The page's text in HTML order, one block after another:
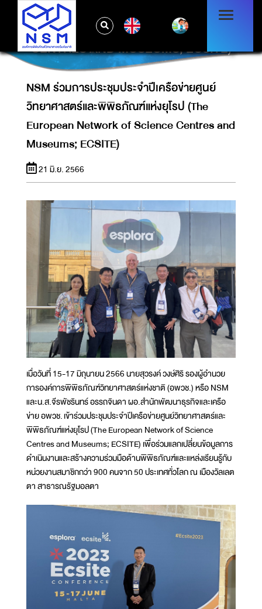
NSM ร่วมการประชุมประจำปีเครือข่ายศูนย์
วิทยาศาสตร์และพิพิธภัณฑ์แห่งยุโรป (THE
EUROPEAN NETWORK OF SCIENCE
CENTRES AND MUSEUMS; ECSITE)
NSM ร่วมการประชุมประจำปีเครือข่ายศูนย์
วิทยาศาสตร์และพิพิธภัณฑ์แห่งยุโรป (The
European Network of Science Centres and
Museums; ECSITE)
21 มิ.ย. 2566
เมื่อวันที่ 15-17 มิถุนายน 2566 นายสุวรงค์ วงษ์ศิริ รองผู้อำนวย
การองค์การพิพิธภัณฑ์วิทยาศาสตร์แห่งชาติ (อพวช.) หรือ NSM
และน.ส.จีรพัชรินทร์ อรรถจินดา ผอ.สำนักพัฒนาธุรกิจและเครือ
ข่าย อพวช. เข้าร่วมประชุมประจำปีเครือข่ายศูนย์วิทยาศาสตร์และ
พิพิธภัณฑ์แห่งยุโรป (The European Network of Science
Centres and Museums; ECSITE) เพื่อร่วมแลกเปลี่ยนข้อมูลการ
ดำเนินงานและสร้างความร่วมมือด้านพิพิธภัณฑ์และแหล่งเรียนรู้กับ
หน่วยงานสมาชิกกว่า 900 คนจาก 50 ประเทศทั่วโลก ณ เมืองวัลเลต
ตา สาธารณรัฐมอลตา